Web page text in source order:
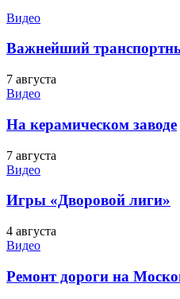
Видео
Важнейший
7 августа
Видео
На керамическом заводе
7 августа
Видео
Игры «Дворовой лиги»
4 августа
Видео
Ремонт дороги на